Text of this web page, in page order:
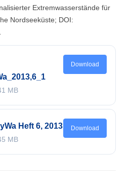
Extremwasserstände für
Nordseeküste; DOI:
MB
Download
Heft 6, 2013
MB
Download